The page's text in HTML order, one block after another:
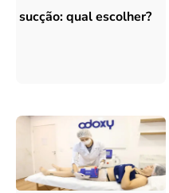
sucção: qual escolher?